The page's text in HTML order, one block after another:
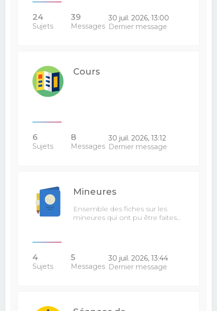
24
Sujets
39
Messages
30 juil. 2026, 13:00
Dernier message
Cours
6
Sujets
8
Messages
30 juil. 2026, 13:12
Dernier message
Mineures
Ensemble des fiches sur les
mineures qui ont pu être faites…
4
Sujets
5
Messages
30 juil. 2026, 13:44
Dernier message